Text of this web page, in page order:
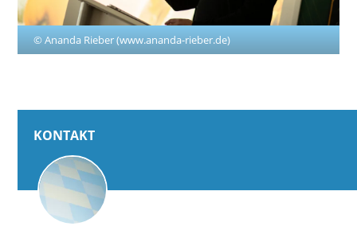
© Ananda Rieber (www.ananda-rieber.de)
KONTAKT